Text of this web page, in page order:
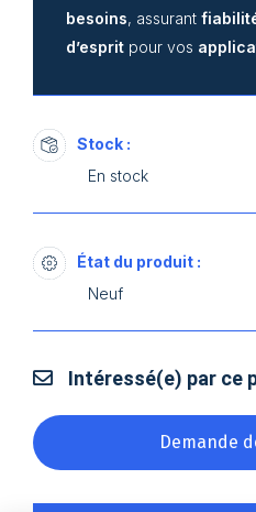
besoins, assurant
d’esprit pour vos
Stock :
En stock
État du produit :
Neuf
Intéressé(e) par ce
Demande